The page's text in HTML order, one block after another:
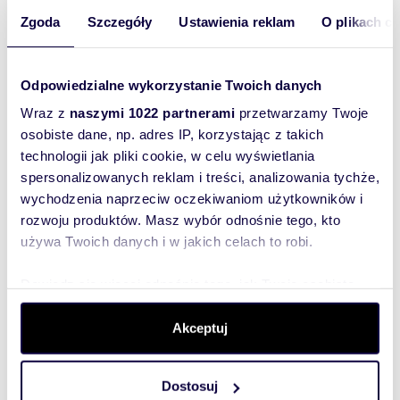
Zgoda Szczegóły Ustawienia reklam O plikach
Odpowiedzialne wykorzystanie Twoich danych
Wraz z naszymi 1022 partnerami przetwarzamy Twoje
osobiste dane, np. adres IP, korzystając z takich
technologii jak pliki cookie, w celu wyświetlania
spersonalizowanych reklam i treści, analizowania tychże,
wychodzenia naprzeciw oczekiwaniom użytkowników i
rozwoju produktów. Masz wybór odnośnie tego, kto
używa Twoich danych i w jakich celach to robi.
dane są przetwarzane oraz ustaw własne preferencje w
. W Deklaracji plików cookie możesz
zmienić lub wycofać swoją zgodę w dowolnej chwili.
Wykorzystujemy pliki cookie do spersonalizowania treści
Akceptuj
Dostosuj
Lokalizacja:
województwo:łódzkiepowiat:
Podobne oferty w tej lokalizacji
zł/m